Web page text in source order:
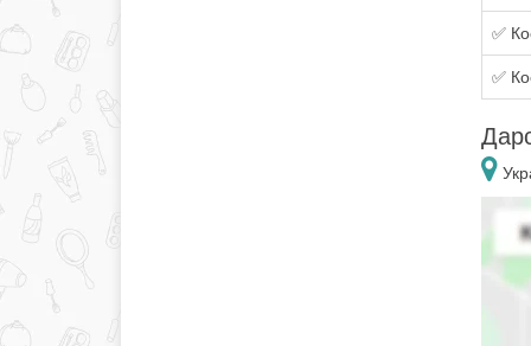
✅
✅